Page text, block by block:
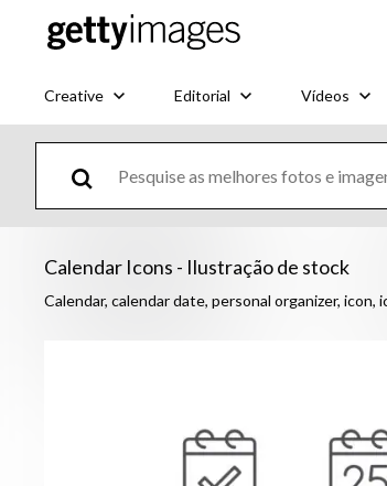
Creative Editorial Vídeos
Calendar Icons - Ilustração de stock
Calendar, calendar date, personal organizer,